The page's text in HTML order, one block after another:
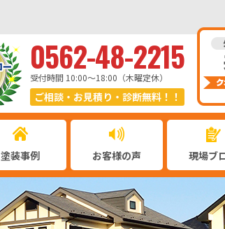
0562-48-2215
受付時間 10:00〜18:00（木曜定休）
ご相談・お見積り・診断無料！！
塗装事例 お客様の声 現場ブ